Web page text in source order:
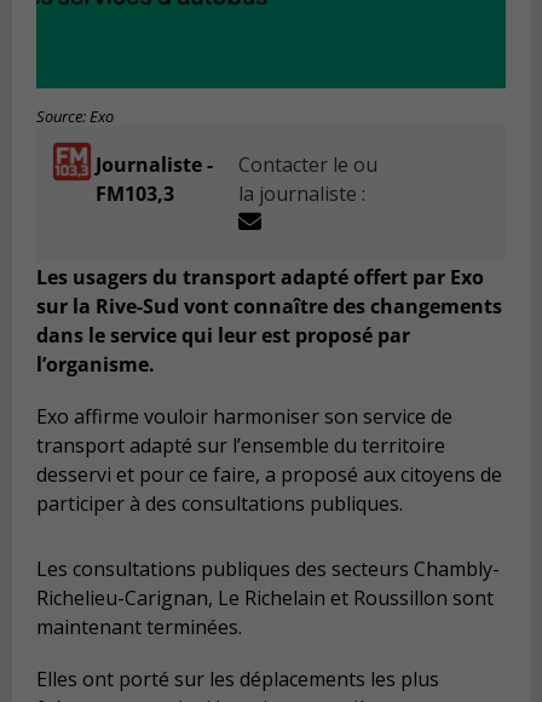
Source: Exo
Journaliste -
FM103,3
Contacter le ou
la journaliste :
Les usagers du transport adapté offert par Exo
sur la Rive-Sud vont connaître des changements
dans le service qui leur est proposé par
l’organisme.
Exo affirme vouloir harmoniser son service de
transport adapté sur l’ensemble du territoire
desservi et pour ce faire, a proposé aux citoyens de
participer à des consultations publiques.
Les consultations publiques des secteurs Chambly-
Richelieu-Carignan, Le Richelain et Roussillon sont
maintenant terminées.
Elles ont porté sur les déplacements les plus